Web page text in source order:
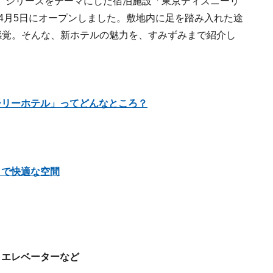
5日にオープンしました。敷地内に足を踏み入れた途
。そんな、新ホテルの魅力を、すみずみまで紹介し
ーホテル」ってどんなところ？
快適な空間
レベーターなど